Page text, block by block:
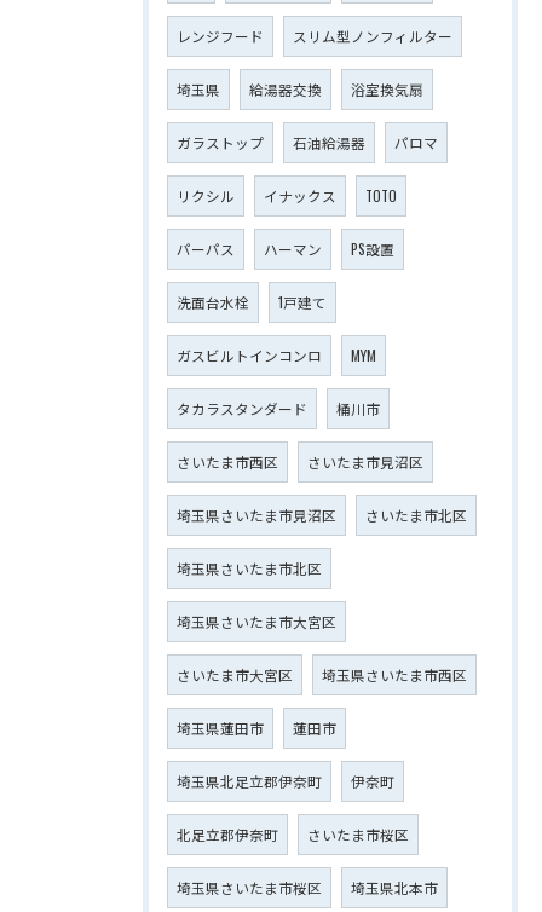
レンジフード スリム型ノンフィルター
埼玉県 給湯器交換 浴室換気扇
ガラストップ 石油給湯器 パロマ
リクシル イナックス TOTO
パーパス ハーマン PS設置
洗面台水栓 1戸建て
ガスビルトインコンロ MYM
タカラスタンダード 桶川市
さいたま市西区 さいたま市見沼区
埼玉県さいたま市見沼区 さいたま市北区
埼玉県さいたま市北区
埼玉県さいたま市大宮区
さいたま市大宮区 埼玉県さいたま市西区
埼玉県蓮田市 蓮田市
埼玉県北足立郡伊奈町 伊奈町
北足立郡伊奈町 さいたま市桜区
埼玉県さいたま市桜区 埼玉県北本市